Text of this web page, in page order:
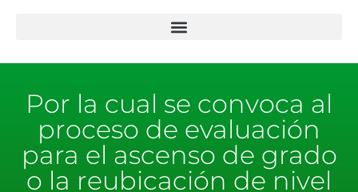
Por la cual se convoca al
proceso de evaluación
para el ascenso de grado
o la reubicación de nivel